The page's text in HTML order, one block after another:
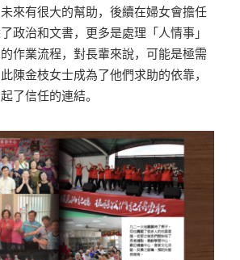
來有很大的幫助，後續在婦女會擔任
政治和文書，更多是處理「人情事」
作業流程，對長輩來說，可能是極需
陳金枝女士成為了他們求助的依靠，
了信任的連結。